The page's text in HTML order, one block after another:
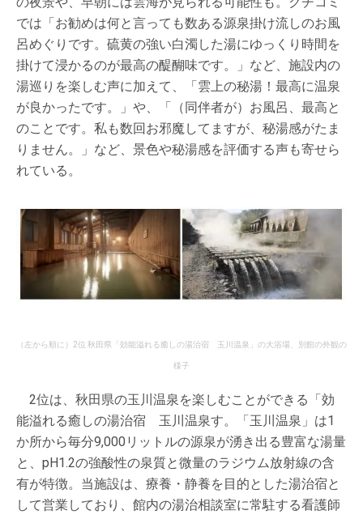
では「お勧めは何と言っても数ある源泉掛け流しのお風
呂めぐりです。硫黄の強い白濁した湯にゆっくり時間を
掛けて浸かるのが最高の醍醐味です。」など、施設内の
湯巡りを楽しむ声に加えて、「雲上の秘湯！最高に温泉
が良かったです。」や、「（同伴者が）お風呂、最高と
のことです。私も数回お邪魔してますが、秘湯感がたま
りません。」など、景色や秘湯感を評価する声も寄せら
れている。
（左から順に）2位 秋田県「効能溢れる癒しの湯治宿 玉川温泉」の大浴場、別館の外観の
様子
2位は、秋田県の玉川温泉を楽しむことができる「効
能溢れる癒しの湯治宿 玉川温泉す。「玉川温泉」は1
か所から毎分9,000リットルの源泉が湧き出る豊富な湯量
と、pH1.2の強酸性の泉質と微量のラジウム放射線の含
有が特徴。当施設は、療養・静養を目的とした湯治宿と
して営業しており、館内の湯治相談室に常駐する看護師